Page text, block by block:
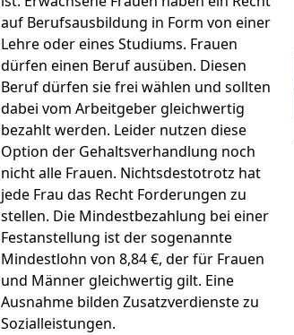
auf Berufsausbildung in Form von einer
Lehre oder eines Studiums. Frauen
dürfen einen Beruf ausüben. Diesen
Beruf dürfen sie frei wählen und sollten
dabei vom Arbeitgeber gleichwertig
bezahlt werden. Leider nutzen diese
Option der Gehaltsverhandlung noch
nicht alle Frauen. Nichtsdestotrotz hat
jede Frau das Recht Forderungen zu
stellen. Die Mindestbezahlung bei einer
Festanstellung ist der sogenannte
Mindestlohn von 8,84 €, der für Frauen
und Männer gleichwertig gilt. Eine
Ausnahme bilden Zusatzverdienste zu
Sozialleistungen.